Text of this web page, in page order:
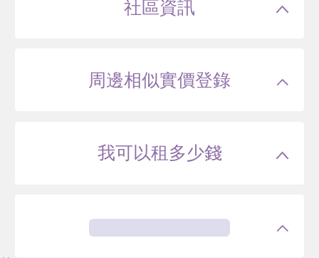
社區資訊
周邊相似實價登錄
我可以租多少錢